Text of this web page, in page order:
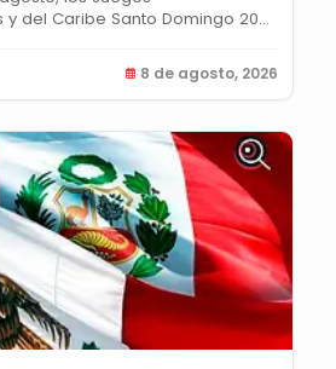
del Caribe Santo Domingo 2026
8 de agosto, 2026